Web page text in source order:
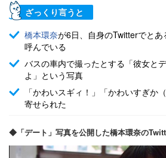
ざっくり言うと
橋本環奈が6日、自身のTwitterでと
呼んでいる
バスの車内で撮ったとする「彼女と
よ」という写真
「かわいスギィ！」「かわいすぎか
寄せられた
◆「デート」写真を公開した橋本環奈の